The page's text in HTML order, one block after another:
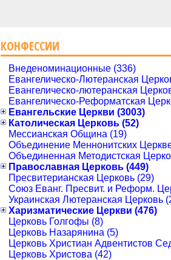
КОНФЕССИИ
Внеденоминационные (336)
Евангелическо-Лютеранская
Евангелическо-лютеранская
Евангелическо-Реформатская
Евангельские Церкви (3003)
Католическая Церковь (52)
Мессианская Община (19)
Объединение Меннонитских
Объединенная Методистская
Православная Церковь (449)
Пресвитерианская Церковь (29)
Союз Еванг. Пресвит. и Реформ.
Украинская Лютеранская Церковь
Харизматические Церкви (476)
Церковь Голгофы (8)
Церковь Назарянина (5)
Церковь Христиан Адвентистов
Церковь Христова (42)